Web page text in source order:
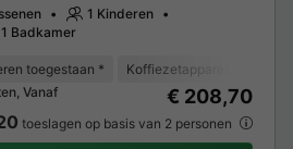
1 Kinderen
1 Badkamer
toegestaan * Koffiezetapparaat
Vanaf
€ 208,70
toeslagen op basis van 2 personen